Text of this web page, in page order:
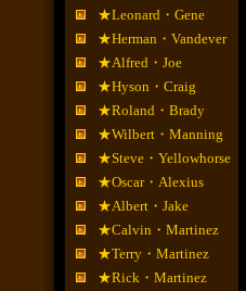
★Leonard・Gene
★Herman・Vandever
★Alfred・Joe
★Hyson・Craig
★Roland・Brady
★Wilbert・Manning
★Steve・Yellowhorse
★Oscar・Alexius
★Albert・Jake
★Calvin・Martinez
★Terry・Martinez
★Rick・Martinez